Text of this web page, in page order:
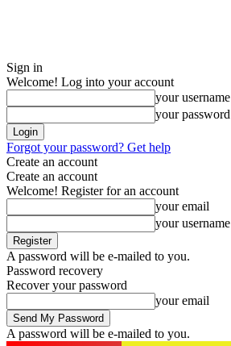
Sign in
Welcome! Log into your account
your username
your password
Forgot your password? Get help
Create an account
Create an account
Welcome! Register for an account
your email
your username
A password will be e-mailed to you.
Password recovery
Recover your password
your email
A password will be e-mailed to you.